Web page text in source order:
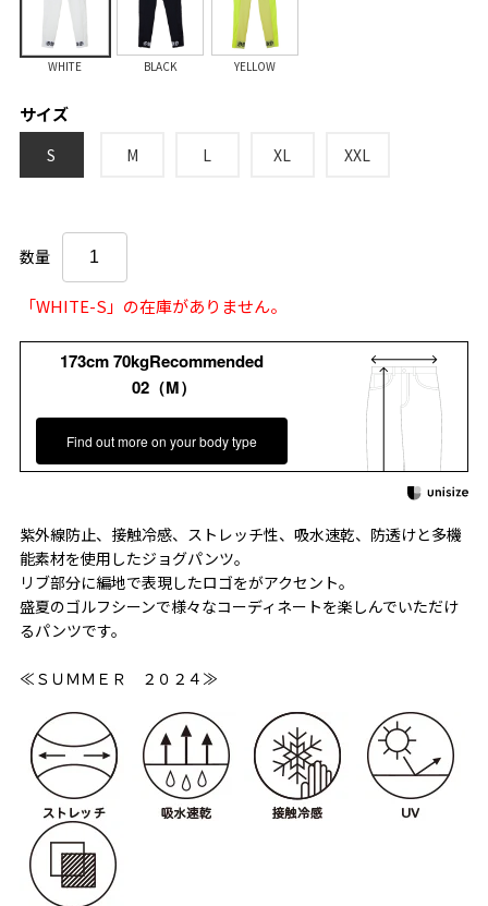
WHITE BLACK YELLOW
サイズ
S M L XL XXL
数量
「WHITE-S」の在庫がありません。
173cm 70kgRecommended
02（M）
Find out more on your body type
紫外線防止、接触冷感、ストレッチ性、吸水速乾、防透けと多機
能素材を使用したジョグパンツ。
リブ部分に編地で表現したロゴをがアクセント。
盛夏のゴルフシーンで様々なコーディネートを楽しんでいただけ
るパンツです。
≪ＳＵＭＭＥＲ ２０２４≫